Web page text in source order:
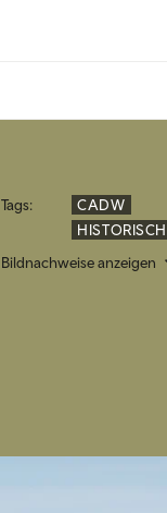
Tags:
CADW
Bildnachweise anzeigen